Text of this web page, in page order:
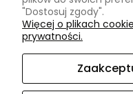
Polityka prywatności
Ustawienia plików cookies
"Dostosuj zgody".
Więcej o plikach
prywatności.